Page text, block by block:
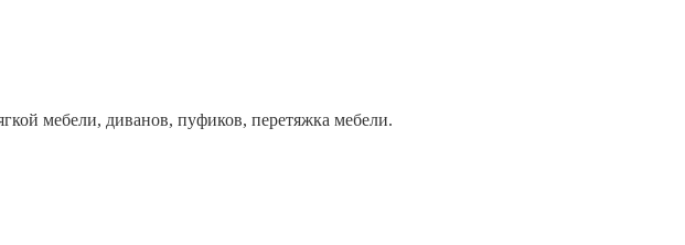
мебели, диванов, пуфиков, перетяжка мебели.